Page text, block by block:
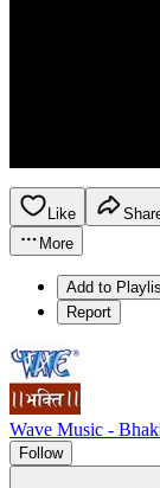
Like
More
Add to
Report
Wave Music -
Follow